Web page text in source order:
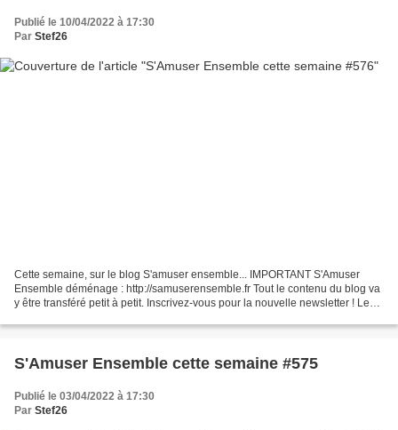
Publié le 10/04/2022 à 17:30
Par Stef26
Cette semaine, sur le blog S'amuser ensemble... IMPORTANT S'Amuser
Ensemble déménage : http://samuserensemble.fr Tout le contenu du blog va
y être transféré petit à petit. Inscrivez-vous pour la nouvelle newsletter ! Le
S'Amuser Ensemble cette semaine #575
Publié le 03/04/2022 à 17:30
Par Stef26